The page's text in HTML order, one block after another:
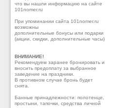
что вы нашли информацию на сайте
101nomer.ru
При упоминании сайта 101nomer.ru
возможны
дополнительные бонусы или подарки
(акции, скидки, дополнительные часы)
ВНИМАНИЕ!
Рекомендуем заранее бронировать и
вносить предоплату за выбранное
заведение на праздники.
В противном случае бронь будет
снята.
Банные принадлежности: полотенце,
простыни, тапочки, средства личной